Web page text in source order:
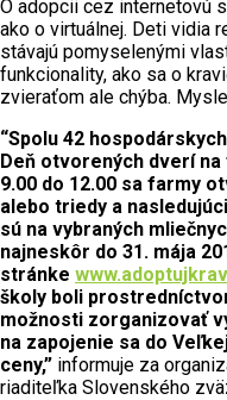
O adopcii cez internetovú
ako o virtuálnej. Deti vidia
stávajú pomyselenými
funkcionality, ako sa o
zvieraťom ale chýba.
“Spolu 42
Deň otvorených dverí na
9.00 do 12.00 sa farmy
alebo triedy a
sú na vybraných
najneskôr do 31. mája
stránke
školy boli
možnosti zorganizovať
na zapojenie sa do
ceny,” informuje za
riaditeľka Slovenského